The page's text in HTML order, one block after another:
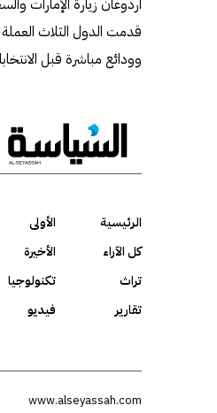
قدمت الدول الثلاث العملة
وودائع مباشرة قبل
الرئيسية الأولى
كل الآراء
الأخيرة
تراث
تكنولوجيا
تقارير
فيديو
www.alseyassah.com